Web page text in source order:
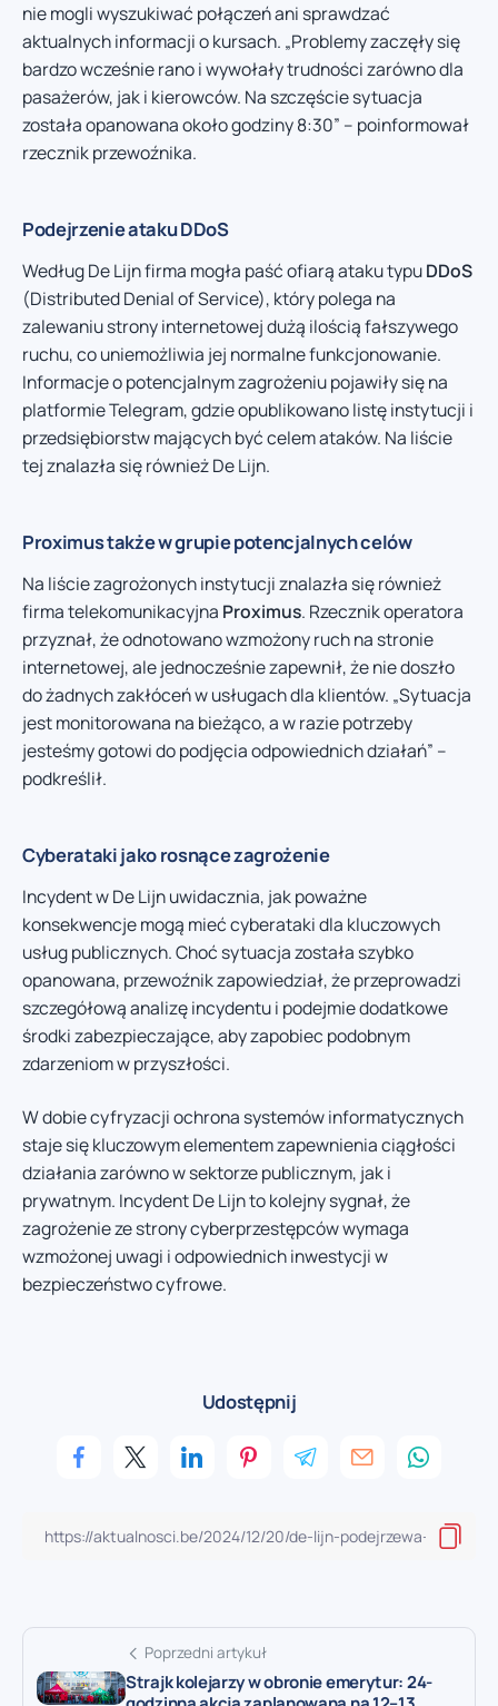
nie mogli wyszukiwać połączeń ani sprawdzać
aktualnych informacji o kursach. „Problemy zaczęły się
bardzo wcześnie rano i wywołały trudności zarówno dla
pasażerów, jak i kierowców. Na szczęście sytuacja
została opanowana około godziny 8:30” – poinformował
rzecznik przewoźnika.
Podejrzenie ataku DDoS
Według De Lijn firma mogła paść ofiarą ataku typuDDoS
(Distributed Denial of Service), który polega na
zalewaniu strony internetowej dużą ilością fałszywego
ruchu, co uniemożliwia jej normalne funkcjonowanie.
Informacje o potencjalnym zagrożeniu pojawiły się na
platformie Telegram, gdzie opublikowano listę instytucji i
przedsiębiorstw mających być celem ataków. Na liście
tej znalazła się również De Lijn.
Proximus także w grupie potencjalnych celów
Na liście zagrożonych instytucji znalazła się również
firma telekomunikacyjna Proximus. Rzecznik operatora
przyznał, że odnotowano wzmożony ruch na stronie
internetowej, ale jednocześnie zapewnił, że nie doszło
do żadnych zakłóceń w usługach dla klientów. „Sytuacja
jest monitorowana na bieżąco, a w razie potrzeby
jesteśmy gotowi do podjęcia odpowiednich działań” –
podkreślił.
Cyberataki jako rosnące zagrożenie
Incydent w De Lijn uwidacznia, jak poważne
konsekwencje mogą mieć cyberataki dla kluczowych
usług publicznych. Choć sytuacja została szybko
opanowana, przewoźnik zapowiedział, że przeprowadzi
szczegółową analizę incydentu i podejmie dodatkowe
środki zabezpieczające, aby zapobiec podobnym
zdarzeniom w przyszłości.
W dobie cyfryzacji ochrona systemów informatycznych
staje się kluczowym elementem zapewnienia ciągłości
działania zarówno w sektorze publicznym, jak i
prywatnym. Incydent De Lijn to kolejny sygnał, że
zagrożenie ze strony cyberprzestępców wymaga
wzmożonej uwagi i odpowiednich inwestycji w
bezpieczeństwo cyfrowe.
Udostępnij
Poprzedni artykuł
Strajk kolejarzy w obronie emerytur: 24-